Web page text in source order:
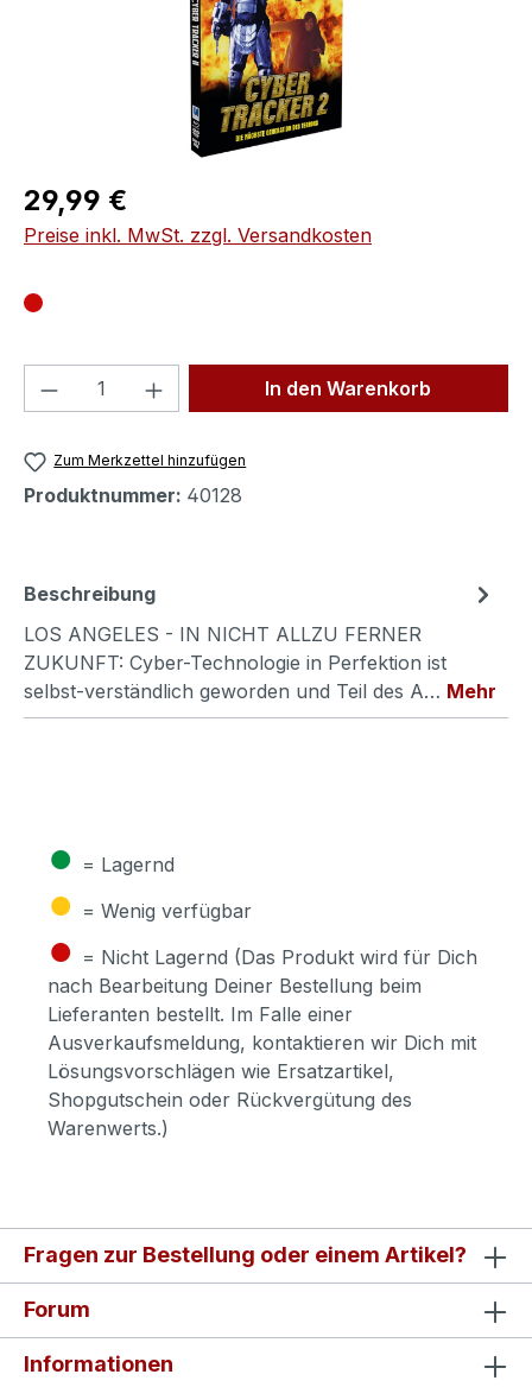
Regulärer Preis:
29,99 €
Preise inkl. MwSt. zzgl. Versandkosten
Produkt Anzahl: Gib denIn den Warenkorb
Zum Merkzettel hinzufügen
Produktnummer: 40128
Beschreibung
LOS ANGELES - IN NICHT ALLZU FERNER
ZUKUNFT: Cyber-Technologie in Perfektion ist
selbst-verständlich geworden und Teil des A… Mehr
● = Lagernd
● = Wenig verfügbar
● = Nicht Lagernd (Das Produkt wird für Dich
nach Bearbeitung Deiner Bestellung beim
Lieferanten bestellt. Im Falle einer
Ausverkaufsmeldung, kontaktieren wir Dich mit
Lösungsvorschlägen wie Ersatzartikel,
Shopgutschein oder Rückvergütung des
Warenwerts.)
Fragen zur Bestellung oder einem Artikel?
Forum
Informationen